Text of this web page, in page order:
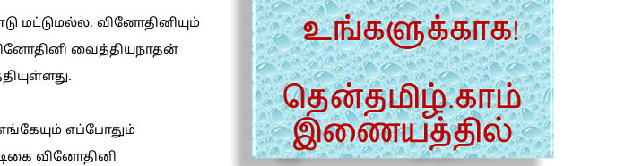
மட்டுமல்ல. வினோதினியும்
வைத்தியநாதன்
எப்போதும்
வினோதினி